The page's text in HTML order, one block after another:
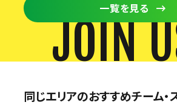
一覧を見る
JOIN
同じエリアのおすすめチーム・